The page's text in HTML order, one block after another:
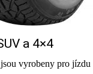
a 4×4
jsou vyrobeny pro